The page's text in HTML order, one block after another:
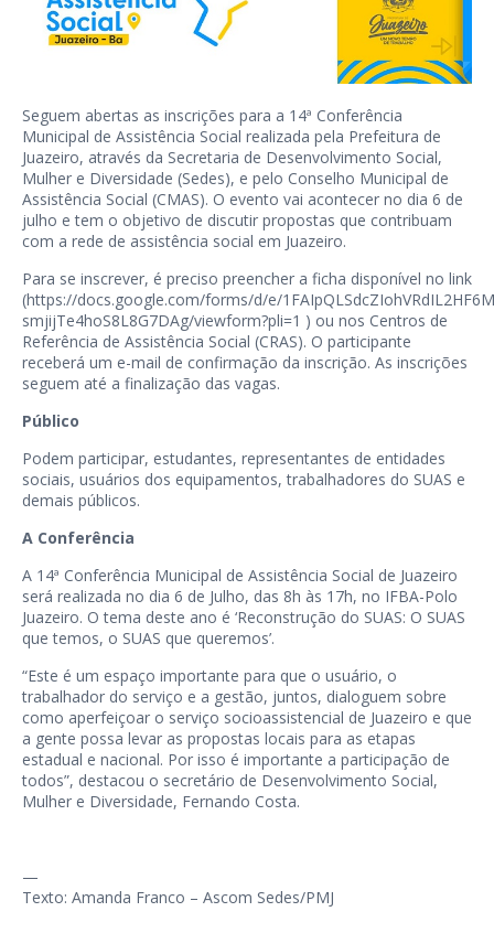
Seguem abertas as inscrições para a 14ª Conferência
Municipal de Assistência Social realizada pela Prefeitura de
Juazeiro, através da Secretaria de Desenvolvimento Social,
Mulher e Diversidade (Sedes), e pelo Conselho Municipal de
Assistência Social (CMAS). O evento vai acontecer no dia 6 de
julho e tem o objetivo de discutir propostas que contribuam
com a rede de assistência social em Juazeiro.
Para se inscrever, é preciso preencher a ficha disponível no link
(https://docs.google.com/forms/d/e/
smjijTe4hoS8L8G7DAg/viewform?pli=1 ) ou nos Centros de
Referência de Assistência Social (CRAS). O participante
receberá um e-mail de confirmação da inscrição. As inscrições
seguem até a finalização das vagas.
Público
Podem participar, estudantes, representantes de entidades
sociais, usuários dos equipamentos, trabalhadores do SUAS e
demais públicos.
A Conferência
A 14ª Conferência Municipal de Assistência Social de Juazeiro
será realizada no dia 6 de Julho, das 8h às 17h, no IFBA-Polo
Juazeiro. O tema deste ano é ‘Reconstrução do SUAS: O SUAS
que temos, o SUAS que queremos’.
“Este é um espaço importante para que o usuário, o
trabalhador do serviço e a gestão, juntos, dialoguem sobre
como aperfeiçoar o serviço socioassistencial de Juazeiro e que
a gente possa levar as propostas locais para as etapas
estadual e nacional. Por isso é importante a participação de
todos”, destacou o secretário de Desenvolvimento Social,
Mulher e Diversidade, Fernando Costa.
—
Texto: Amanda Franco – Ascom Sedes/PMJ